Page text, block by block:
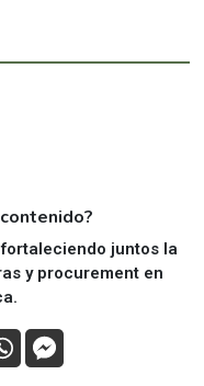
juntos la
y procurement en